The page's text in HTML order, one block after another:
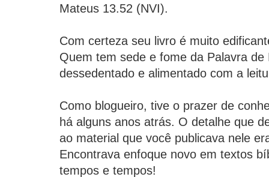
Mateus 13.52 (NVI).
Com certeza seu livro é muito
Quem tem sede e fome da Palavra de
dessedentado e alimentado com a
Como blogueiro, tive o prazer de
há alguns anos atrás. O detalhe que
ao material que você publicava nele
Encontrava enfoque novo em textos
tempos e tempos!